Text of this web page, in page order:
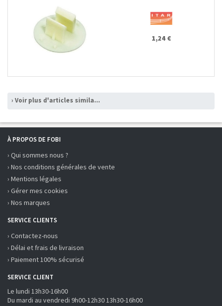
1,24 €
› Voir plus d'articles similaires
À PROPOS DE FOBI
› Qui sommes nous ?
› Nos conditions générales de vente
› Mentions légales
› Gérer mes cookies
› Nos marques
SERVICE CLIENTS
› Contactez-nous
› Délai et frais de livraison
› Paiement 100% sécurisé
SERVICE CLIENT
Le lundi 13h30-16h00
Du mardi au vendredi 9h00-12h30 13h30-16h00